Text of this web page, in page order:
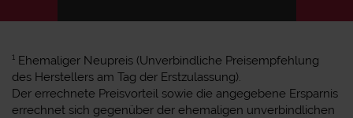
1 Ehemaliger Neupreis (Unverbindliche Preisempfehlung
des Herstellers am Tag der Erstzulassung).
Der errechnete Preisvorteil sowie die angegebene Ersparnis
errechnet sich gegenüber der ehemaligen unverbindlichen